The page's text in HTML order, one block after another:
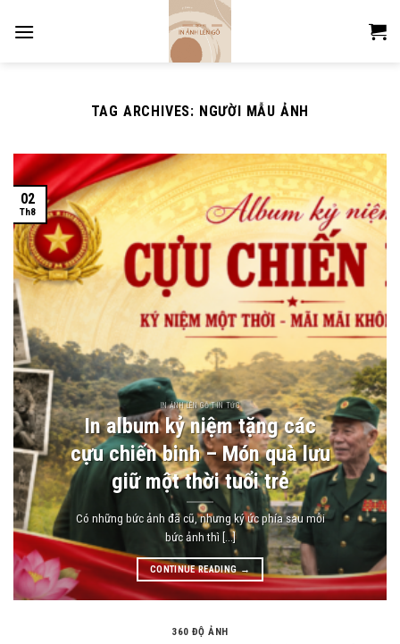
TAG ARCHIVES: NGƯỜI MẪU ẢNH
IN ẢNH LÊN GỖ TIN TỨC
In album kỷ niệm tặng các
cựu chiến binh – Món quà lưu
giữ một thời tuổi trẻ
Có những bức ảnh đã cũ, nhưng ký ức phía sau mỗi
bức ảnh thì [...]
CONTINUE READING→
02
Th8
360 ĐỘ ẢNH